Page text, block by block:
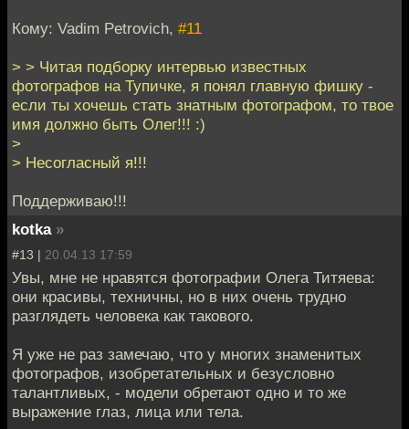
Кому: Vadim Petrovich, #11
> > Читая подборку интервью известных
фотографов на Тупичке, я понял главную фишку -
если ты хочешь стать знатным фотографом, то твое
имя должно быть Олег!!! :)
>
> Несогласный я!!!
Поддерживаю!!!
kotka »
#13 | 20.04.13 17:59
Увы, мне не нравятся фотографии Олега Титяева:
они красивы, техничны, но в них очень трудно
разглядеть человека как такового.
Я уже не раз замечаю, что у многих знаменитых
фотографов, изобретательных и безусловно
талантливых, - модели обретают одно и то же
выражение глаз, лица или тела.